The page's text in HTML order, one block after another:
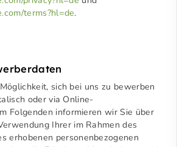
terms?hl=de.
sich bei uns zu bewerben
oder via Online-
Folgenden informieren wir Sie über
Ihrer im Rahmen des
erhobenen personenbezogenen